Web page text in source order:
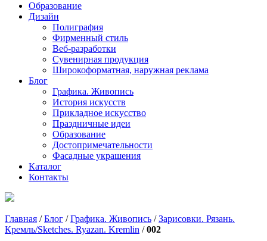
Образование
Дизайн
Полиграфия
Фирменный стиль
Веб-разработки
Сувенирная продукция
Широкоформатная, наружная реклама
Блог
Графика. Живопись
История искусств
Прикладное искусство
Праздничные идеи
Образование
Достопримечательности
Фасадные украшения
Каталог
Контакты
Главная /Блог /Графика. Живопись /Зарисовки. Рязань.
Кремль/Sketches. Ryazan. Kremlin /002